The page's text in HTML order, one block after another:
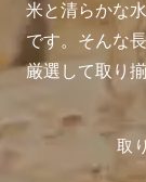
米と清らかな
です。そんな
厳選して取り
取